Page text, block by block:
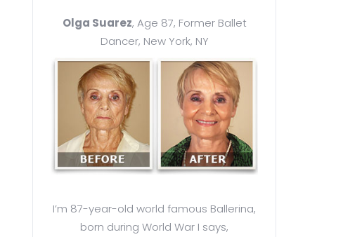
Olga Suarez, Age 87, Former Ballet
Dancer, New York, NY
I’m 87-year-old world famous Ballerina,
born during World War I says,